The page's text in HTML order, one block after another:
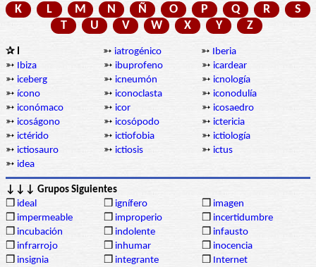
K
L M N Ñ O P Q R
S
T
U V W X Y Z
✰ I ➳ iatrogénico ➳ Iberia
➳ Ibiza ➳ ibuprofeno ➳ icardear
➳ iceberg ➳ icneumón ➳ icnología
➳ ícono ➳ iconoclasta ➳ iconodulía
➳ iconómaco ➳ icor ➳ icosaedro
➳ icoságono ➳ icosópodo ➳ ictericia
➳ ictérido ➳ ictiofobia ➳ ictiología
➳ ictiosauro ➳ ictiosis ➳ ictus
➳ idea
↓↓↓ Grupos Siguientes
❒ ideal ❒ ignífero ❒ imagen
❒ impermeable ❒ improperio ❒ incertidumbre
❒ incubación ❒ indolente ❒ infausto
❒ infrarrojo ❒ inhumar ❒ inocencia
❒ insignia ❒ integrante ❒ Internet